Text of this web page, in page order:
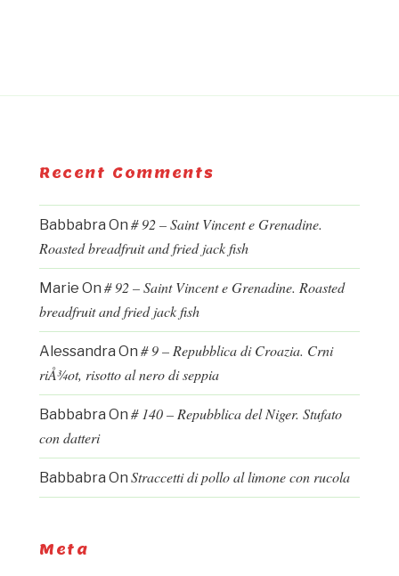
Recent Comments
Babbabra On # 92 – Saint Vincent e Grenadine.
Roasted breadfruit and fried jack fish
Marie On # 92 – Saint Vincent e Grenadine. Roasted
breadfruit and fried jack fish
Alessandra On # 9 – Repubblica di Croazia. Crni
riÅ¾ot, risotto al nero di seppia
Babbabra On # 140 – Repubblica del Niger. Stufato
con datteri
Babbabra On Straccetti di pollo al limone con rucola
Meta